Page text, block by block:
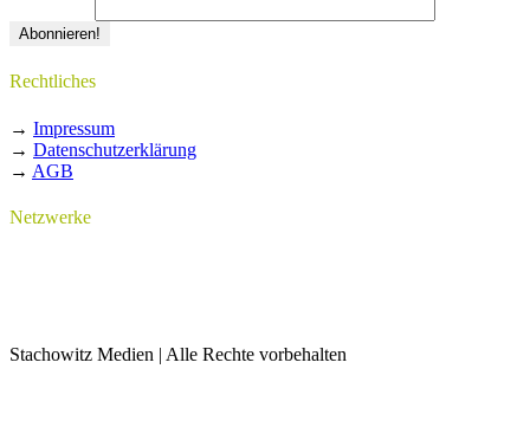
Rechtliches
→ Impressum
→ Datenschutzerklärung
→ AGB
Netzwerke
Stachowitz Medien | Alle Rechte vorbehalten